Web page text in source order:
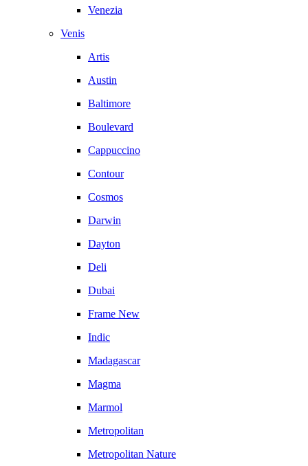
Venezia
Venis
Artis
Austin
Baltimore
Boulevard
Cappuccino
Contour
Cosmos
Darwin
Dayton
Deli
Dubai
Frame New
Indic
Madagascar
Magma
Marmol
Metropolitan
Metropolitan Nature